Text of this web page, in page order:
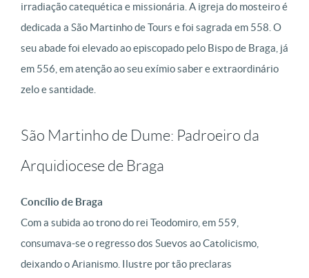
irradiação catequética e missionária. A igreja do mosteiro é
dedicada a São Martinho de Tours e foi sagrada em 558. O
seu abade foi elevado ao episcopado pelo Bispo de Braga, já
em 556, em atenção ao seu exímio saber e extraordinário
zelo e santidade.
São Martinho de Dume: Padroeiro da
Arquidiocese de Braga
Concílio de Braga
Com a subida ao trono do rei Teodomiro, em 559,
consumava-se o regresso dos Suevos ao Catolicismo,
deixando o Arianismo. Ilustre por tão preclaras